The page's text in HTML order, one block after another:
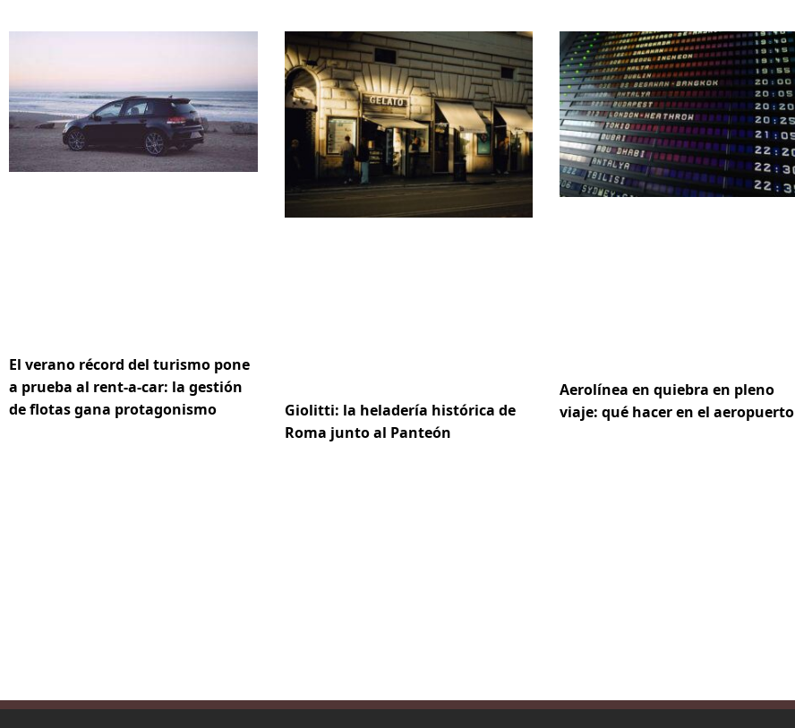
El verano récord del turismo pone
a prueba al rent-a-car: la gestión
de flotas gana protagonismo
Giolitti: la heladería histórica de
Roma junto al Panteón
Aerolínea en quiebra en pleno
viaje: qué hacer en el aeropuerto